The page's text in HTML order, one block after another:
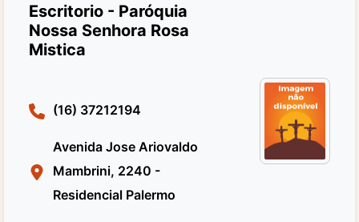
Escritorio - Paróquia
Nossa Senhora Rosa
Mistica
(16) 37212194
Avenida Jose Ariovaldo
Mambrini, 2240 -
Residencial Palermo